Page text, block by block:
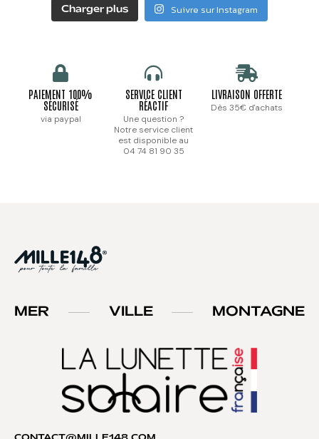
Charger plus Suivre sur Instagram
PAIEMENT 100%
SÉCURISÉ
via paypal
SERVICE CLIENT
RÉACTIF
Une question ?
Notre service client
est disponible au
04 74 81 90 35
LIVRAISON OFFERTE
Dès 35€ d'achats
MER VILLE MONTAGNE